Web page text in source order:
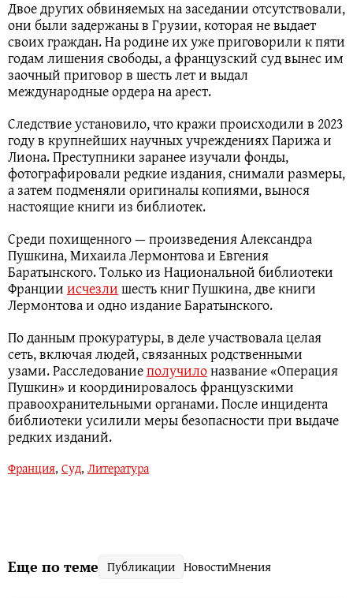
Двое других обвиняемых на заседании отсутствовали,
они были задержаны в Грузии, которая не выдает
своих граждан. На родине их уже приговорили к пяти
годам лишения свободы, а французский суд вынес им
заочный приговор в шесть лет и выдал
международные ордера на арест.
Следствие установило, что кражи происходили в 2023
году в крупнейших научных учреждениях Парижа и
Лиона. Преступники заранее изучали фонды,
фотографировали редкие издания, снимали размеры,
а затем подменяли оригиналы копиями, вынося
настоящие книги из библиотек.
Среди похищенного — произведения Александра
Пушкина, Михаила Лермонтова и Евгения
Баратынского. Только из Национальной библиотеки
Францииисчезлишесть книг Пушкина, две книги
Лермонтова и одно издание Баратынского.
По данным прокуратуры, в деле участвовала целая
сеть, включая людей, связанных родственными
узами. Расследованиеполучилоназвание «Операция
Пушкин» и координировалось французскими
правоохранительными органами. После инцидента
библиотеки усилили меры безопасности при выдаче
редких изданий.
Франция, Суд, Литература
Еще по теме Публикации НовостиМнения